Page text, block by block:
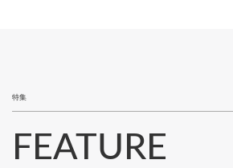
特集
FEATURE